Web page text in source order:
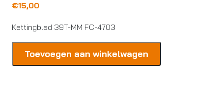
€15,00
Kettingblad 39T-MM FC-4703
Kettingblad
Toevoegen aan winkelwagen